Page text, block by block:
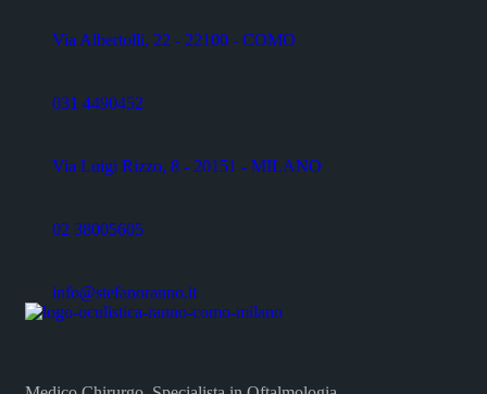
Via Albertolli, 22 - 22100 - COMO
031 4490452
Via Luigi Rizzo, 8 - 20151 - MILANO
02 38005605
info@stefanoranno.it